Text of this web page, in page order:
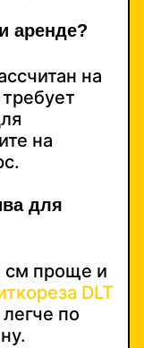
аренде?
на
на
для
см проще и
DLT
по